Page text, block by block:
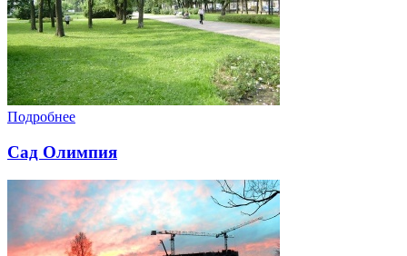
Подробнее
Сад Олимпия